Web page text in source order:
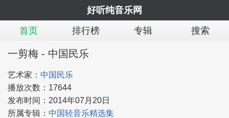
好听纯音乐网
首页
排行榜 专辑 搜索
一剪梅 - 中国民乐
艺术家： 中国民乐
播放次数： 17644
发布时间： 2014年07月20日
所属专辑： 中国轻音乐精选集